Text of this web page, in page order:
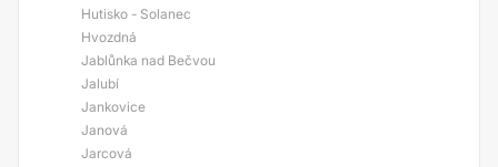
Hutisko - Solanec
Hvozdná
Jablůnka nad Bečvou
Jalubí
Jankovice
Janová
Jarcová